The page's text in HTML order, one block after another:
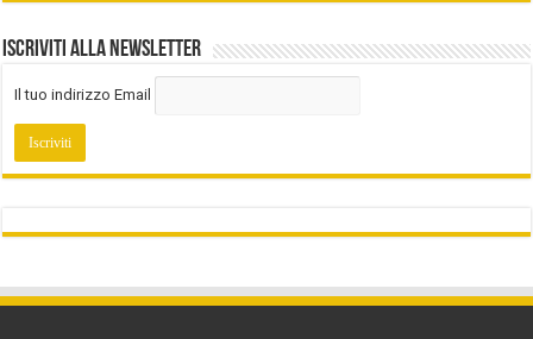
Iscriviti alla Newsletter
Il tuo indirizzo Email